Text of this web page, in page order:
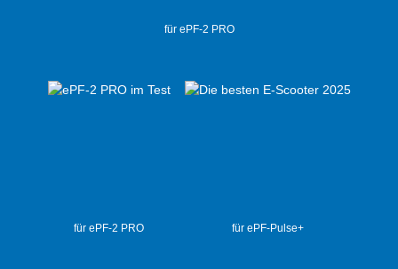
für ePF-2 PRO
für ePF-2 PRO für ePF-Pulse+